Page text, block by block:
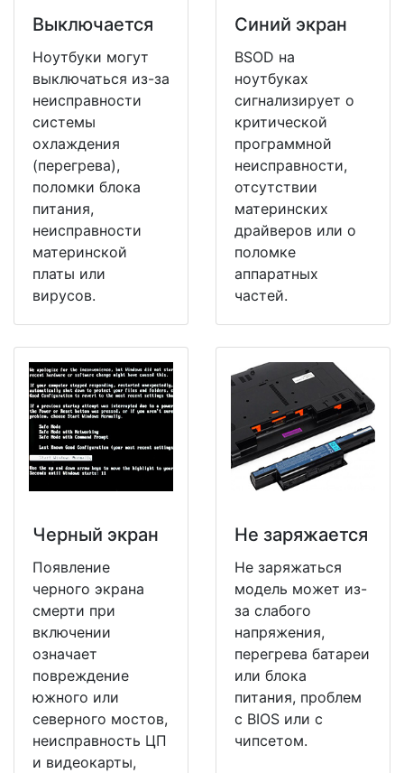
Выключается
Ноутбуки могут
выключаться из-за
неисправности
системы
охлаждения
(перегрева),
поломки блока
питания,
неисправности
материнской
платы или
вирусов.
Синий экран
BSOD на
ноутбуках
сигнализирует о
критической
программной
неисправности,
отсутствии
материнских
драйверов или о
поломке
аппаратных
частей.
Черный экран
Появление
черного экрана
смерти при
включении
означает
повреждение
южного или
северного мостов,
неисправность ЦП
и видеокарты,
Не заряжается
Не заряжаться
модель может из-
за слабого
напряжения,
перегрева батареи
или блока
питания, проблем
с BIOS или с
чипсетом.